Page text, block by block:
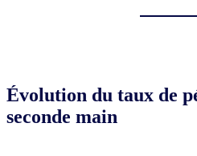
Évolution du taux de
seconde main